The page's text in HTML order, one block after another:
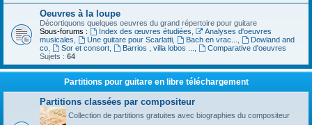
Oeuvres à la loupe
Décortiquons quelques oeuvres du grand répertoire pour guitare
Sous-forums :
Index des œuvres étudiées
Analyses d'oeuvres
musicales
Une guitare pour Scarlatti, Bach en vrac...
Dowland and
co
Sor et consort, Barrios , villa lobos ...
Comparative d'oeuvres
Sujets : 64
Partitions pour guitare en libre téléchargement
Partitions classées par compositeur
Collection de partitions gratuites avec biographies du compositeur